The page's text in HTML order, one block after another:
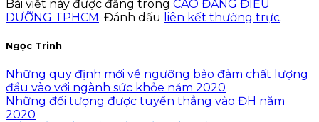
Bài viết này được đăng trong CAO ĐẲNG ĐIỀU
DƯỠNG TPHCM . Đánh dấu liên kết thường trực.
Ngọc Trinh
Những quy định mới về ngưỡng bảo đảm chất lượng
đầu vào với ngành sức khỏe năm 2020
Những đối tượng được tuyển thẳng vào ĐH năm
2020